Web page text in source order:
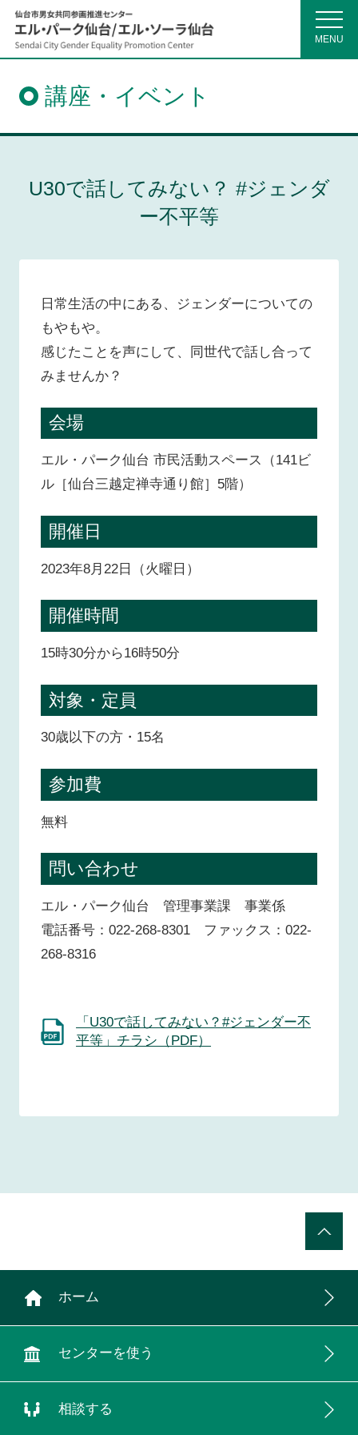
仙
市
男
女
同
MENU
講座・イベント
U30で話してみない？ #ジェンダ
ー不平等
日常生活の中にある、ジェンダーについての
もやもや。
感じたことを声にして、同世代で話し合って
みませんか？
会場
エル・パーク仙台 市民活動スペース（141ビ
ル［仙台三越定禅寺通り館］5階）
開催日
2023年8月22日（火曜日）
開催時間
15時30分から16時50分
対象・定員
30歳以下の方・15名
参加費
無料
問い合わせ
エル・パーク仙台 管理事業課 事業係
電話番号：022-268-8301 ファックス：022-
268-8316
「U30で話してみない？#ジェンダー不
平等」チラシ（PDF）
ホーム
センターを使う
相談する